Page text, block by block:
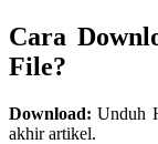
Cara
File?
Download: Unduh
akhir artikel.